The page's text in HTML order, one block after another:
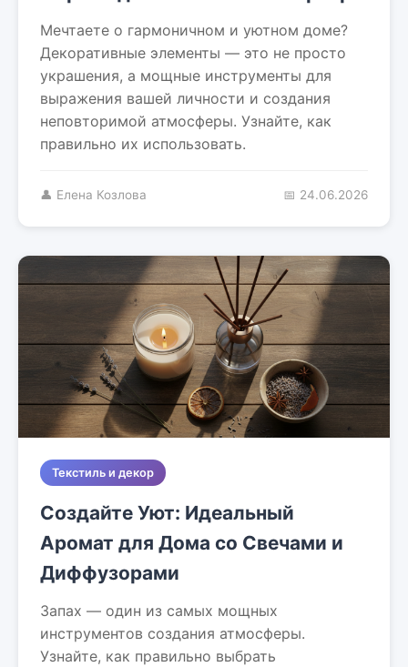
Мечтаете о гармоничном и уютном доме?
Декоративные элементы — это не просто
украшения, а мощные инструменты для
выражения вашей личности и создания
неповторимой атмосферы. Узнайте, как
правильно их использовать.
👤 Елена Козлова 📅 24.06.2026
Текстиль и декор
Создайте Уют: Идеальный
Аромат для Дома со Свечами и
Диффузорами
Запах — один из самых мощных
инструментов создания атмосферы.
Узнайте, как правильно выбрать